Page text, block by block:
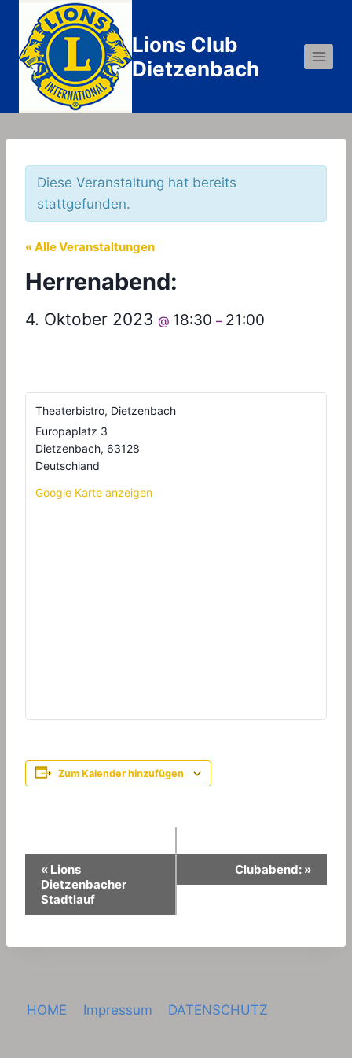
Inhalt
springen
Lions Club
Dietzenbach
Diese Veranstaltung hat bereits
stattgefunden.
« Alle Veranstaltungen
Herrenabend:
4. Oktober 2023 @ 18:30 – 21:00
Theaterbistro, Dietzenbach
Europaplatz 3
Dietzenbach, 63128
Deutschland
Google Karte anzeigen
Zum Kalender hinzufügen
Veranstaltung-
Navigation
« Lions
Dietzenbacher
Stadtlauf
Clubabend: »
HOME Impressum DATENSCHUTZ